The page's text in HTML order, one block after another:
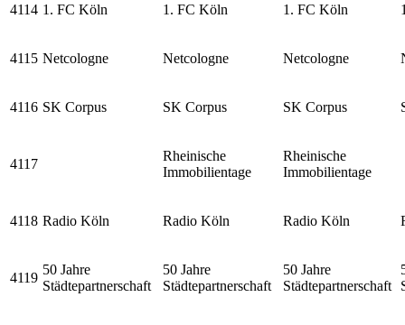
4114 1. FC Köln 1. FC Köln 1. FC Köln
4115 Netcologne Netcologne Netcologne
4116 SK Corpus SK Corpus SK Corpus
4117
Rheinische
Immobilientage
Rheinische
Immobilientage
4118 Radio Köln Radio Köln Radio Köln
4119
50 Jahre
Städtepartnerschaft
50 Jahre
Städtepartnerschaft
50 Jahre
Städtepartnerschaft